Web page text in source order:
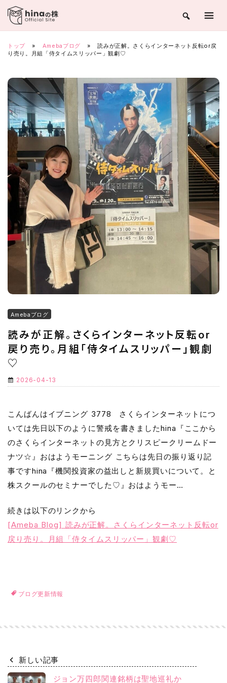
Skip
content
トップ » Amebaブログ »
読みが正解。さくらインターネット反転or戻
り売り。月組「侍タイムスリッパー」観劇♡
Amebaブログ
読みが正解。さくらインターネット反転or
戻り売り。月組「侍タイムスリッパー」観劇
♡
2026-04-13
こんばんはイブニング 3778 さくらインターネットにつ
いては先日以下のように警戒を書きましたhina『ここから
のさくらインターネットの見方とクリスピークリームドー
ナツ☆』おはようモーニング こちらは先日の振り返り記
事ですhina『機関投資家の益出しと新規買いについて。と
株スクールのセミナーでした♡』おはようモー…
続きは以下のリンクから
[Ameba Blog] 読みが正解。さくらインターネット反転or
戻り売り。月組「侍タイムスリッパー」観劇♡
ブログ更新情報
新しい記事
ジョン万四郎関連銘柄は聖地巡礼か